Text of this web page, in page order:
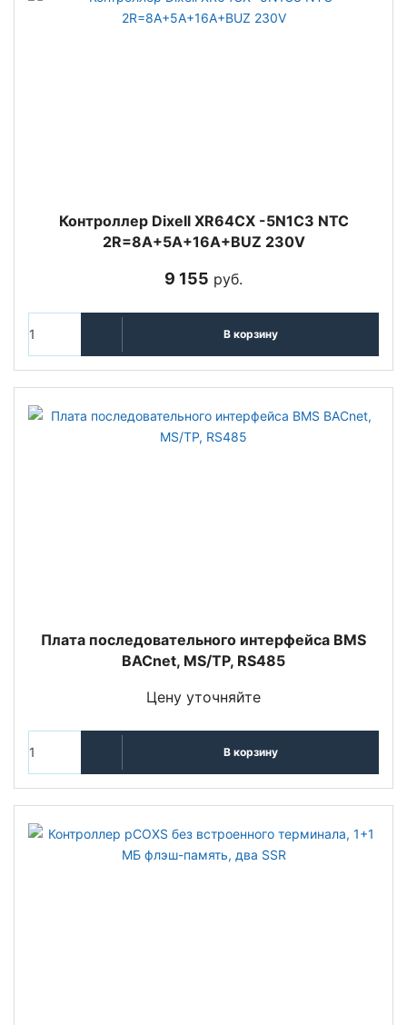
Контроллер Dixell XR64CX -5N1C3 NTC
2R=8A+5A+16A+BUZ 230V
9 155 руб.
В корзину
Плата последовательного интерфейса BMS
BACnet, MS/TP, RS485
Цену уточняйте
В корзину